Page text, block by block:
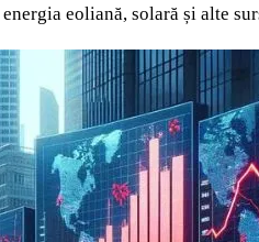
eoliană, solară și alte